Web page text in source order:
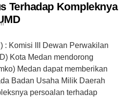
Terhadap Kompleknya
: Komisi III Dewan Perwakilan
Kota Medan mendorong
Medan dapat memberikan
Badan Usaha Milik Daerah
persoalan terhadap